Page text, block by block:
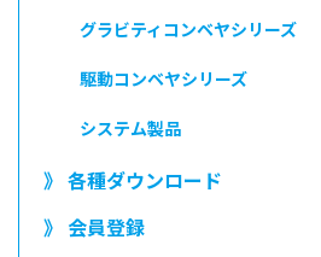
グラビティコンベヤシリーズ
駆動コンベヤシリーズ
システム製品
》 各種ダウンロード
》 会員登録